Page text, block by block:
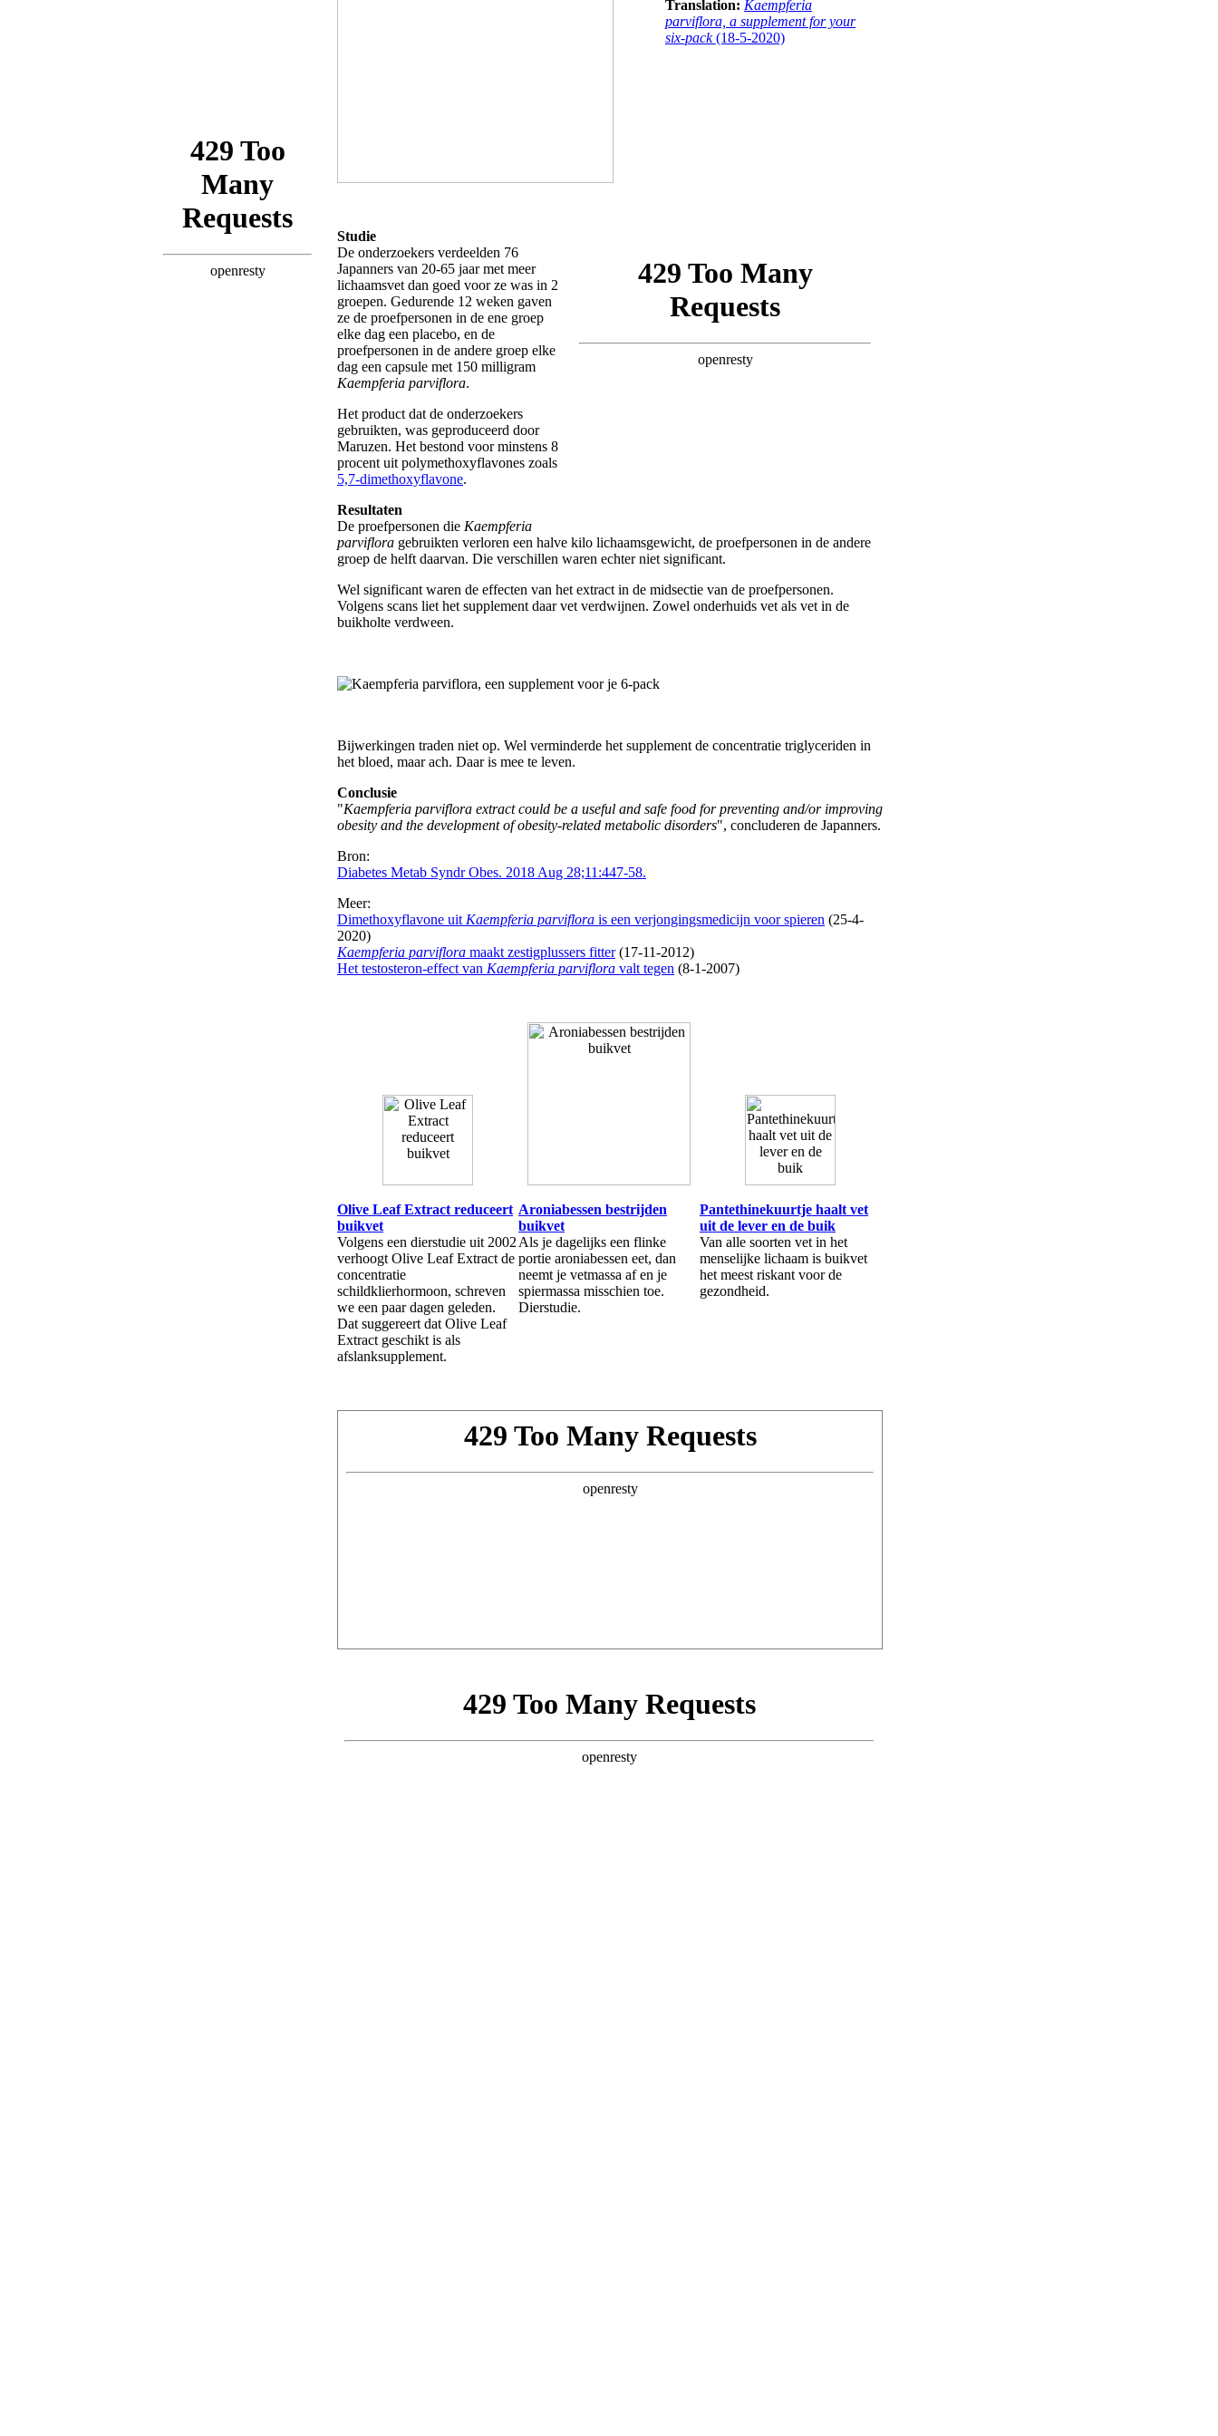
Translation: Kaempferia
parviflora, a supplement for your
six-pack(18-5-2020)
Studie
De onderzoekers verdeelden 76
Japanners van 20-65 jaar met meer
lichaamsvet dan goed voor ze was in 2
groepen. Gedurende 12 weken gaven
ze de proefpersonen in de ene groep
elke dag een placebo, en de
proefpersonen in de andere groep elke
dag een capsule met 150 milligram
Kaempferia parviflora.
Het product dat de onderzoekers
gebruikten, was geproduceerd door
Maruzen. Het bestond voor minstens 8
procent uit polymethoxyflavones zoals
5,7-dimethoxyflavone.
Resultaten
De proefpersonen die Kaempferia
parviflora gebruikten verloren een halve kilo lichaamsgewicht, de proefpersonen in de andere
groep de helft daarvan. Die verschillen waren echter niet significant.
Wel significant waren de effecten van het extract in de midsectie van de proefpersonen.
Volgens scans liet het supplement daar vet verdwijnen. Zowel onderhuids vet als vet in de
buikholte verdween.
Bijwerkingen traden niet op. Wel verminderde het supplement de concentratie triglyceriden in
het bloed, maar ach. Daar is mee te leven.
Conclusie
"Kaempferia parviflora extract could be a useful and safe food for preventing and/or improving
obesity and the development of obesity-related metabolic disorders", concluderen de Japanners.
Bron:
Diabetes Metab Syndr Obes. 2018 Aug 28;11:447-58.
Meer:
Dimethoxyflavone uit Kaempferia parviflora is een verjongingsmedicijn voor spieren (25-4-
2020)
Kaempferia parviflora maakt zestigplussers fitter(17-11-2012)
Het testosteron-effect van Kaempferia parviflora valt tegen (8-1-2007)
Olive Leaf Extract reduceert
buikvet
Volgens een dierstudie uit 2002
verhoogt Olive Leaf Extract de
concentratie
schildklierhormoon, schreven
we een paar dagen geleden.
Dat suggereert dat Olive Leaf
Extract geschikt is als
afslanksupplement.
Aroniabessen bestrijden
buikvet
Als je dagelijks een flinke
portie aroniabessen eet, dan
neemt je vetmassa af en je
spiermassa misschien toe.
Dierstudie.
Pantethinekuurtje haalt vet
uit de lever en de buik
Van alle soorten vet in het
menselijke lichaam is buikvet
het meest riskant voor de
gezondheid.